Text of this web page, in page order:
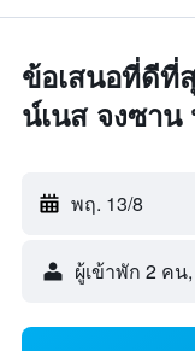
ข้อเสนอที่ดีที่
น์เนส จงซาน
พฤ. 13/8
ผู้เข้าพัก 2 คน,